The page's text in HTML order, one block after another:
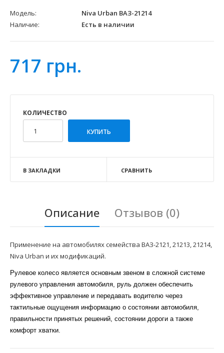
Модель:
Niva Urban ВАЗ-21214
Наличие:
Есть в наличии
717 грн.
КОЛИЧЕСТВО
В ЗАКЛАДКИ СРАВНИТЬ
Описание Отзывов (0)
Применение на автомобилях семейства ВАЗ-2121, 21213, 21214,
Niva Urban и их модификаций.
Рулевое колесо является основным звеном в сложной системе
рулевого управления автомобиля, руль должен обеспечить
эффективное управление и передавать водителю через
тактильные ощущения информацию о состоянии автомобиля,
правильности принятых решений, состоянии дороги а также
комфорт хватки.